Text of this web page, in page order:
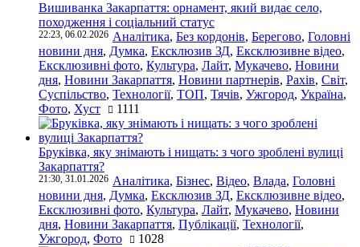
Вишиванка Закарпаття: орнамент, який видає село,
походження і соціальний статус
22:23, 06.02.2026 Аналітика, Без кордонів, Берегово, Головні
новини дня, Думка, Ексклюзив ЗД, Ексклюзивне відео,
Ексклюзивні фото, Культура, Лайт, Мукачево, Новини
дня, Новини Закарпаття, Новини партнерів, Рахів, Світ,
Суспільство, Технології, ТОП, Тячів, Ужгород, Україна,
Фото, Хуст 1111
Бруківка, яку знімають і нищать: з чого зроблені вулиці
Закарпаття?
21:30, 31.01.2026 Аналітика, Бізнес, Відео, Влада, Головні
новини дня, Думка, Ексклюзив ЗД, Ексклюзивне відео,
Ексклюзивні фото, Культура, Лайт, Мукачево, Новини
дня, Новини Закарпаття, Публікації, Технології,
Ужгород, Фото 1028